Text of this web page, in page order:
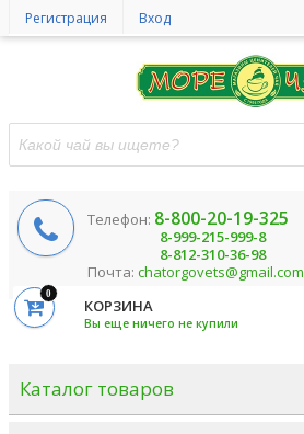
Регистрация Вход
Телефон: 8-800-20-19-325
8-999-215-999-8
8-812-310-36-98
Почта: chatorgovets@gmail.com
0
КОРЗИНА
Вы еще ничего не купили
Каталог товаров